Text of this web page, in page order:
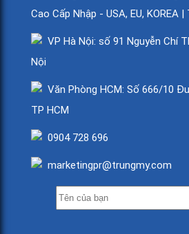
Cao Cấp Nhập - USA, EU, KOREA |
VP Hà Nội: số 91 Nguyễn Chí
Nội
Văn Phòng HCM: Số 666/10
TP HCM
0904 728 696
marketingpr@trungmy.com